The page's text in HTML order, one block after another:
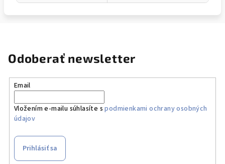
Odoberať newsletter
Email
Vložením e-mailu súhlasíte spodmienkami ochrany osobných
údajov
Prihlásiť sa